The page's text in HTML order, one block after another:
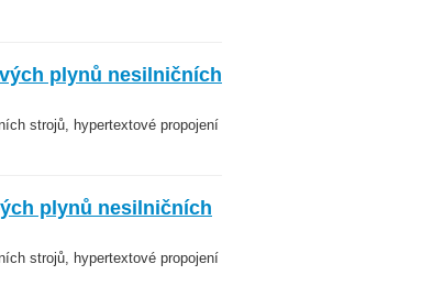
plynů nesilničních
strojů, hypertextové propojení
plynů nesilničních
strojů, hypertextové propojení